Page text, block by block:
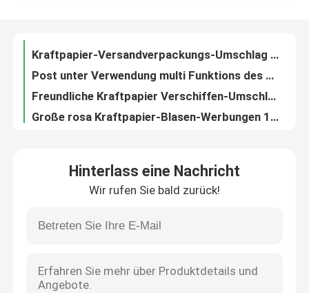
Qualitätskontrolle
Blase Mailing Taschen
Kurier-verpackende weiße Luftpolsterfolie schlägt Stärke 190x275 #VD 125gsm ein
Hinterlass eine Nachricht
Wir rufen Sie bald zurück!